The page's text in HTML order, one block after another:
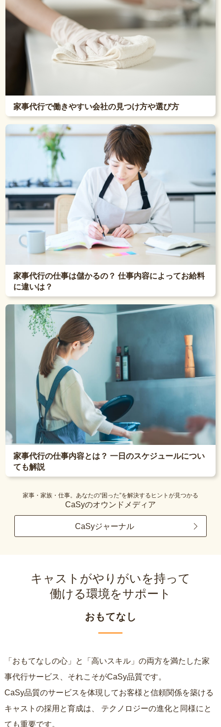
家事代行で働きやすい会社の見つけ方や選び方
家事代行の仕事は儲かるの？ 仕事内容によってお給料
に違いは？
家事代行の仕事内容とは？ 一日のスケジュールについ
ても解説
家事・家族・仕事。あなたの“困った”を解決するヒントが見つかる
CaSyのオウンドメディア
CaSyジャーナル
キャストがやりがいを持って
働ける環境をサポート
おもてなし
「おもてなしの心」と「高いスキル」の両方を満たした家
事代行サービス、それこそがCaSy品質です。
CaSy品質のサービスを体現してお客様と信頼関係を築ける
キャストの採用と育成は、
ても重要です。